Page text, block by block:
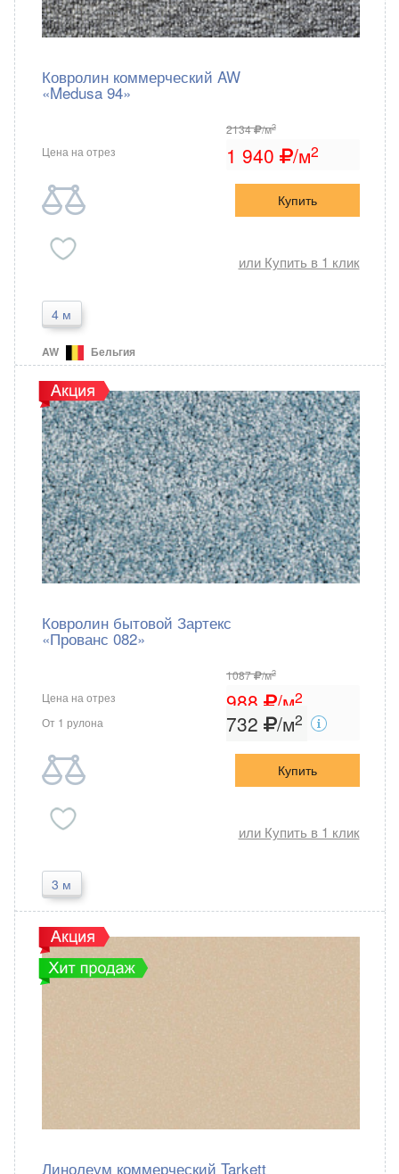
Ковролин коммерческий AW
«Medusa 94»
Цена на отрез
2134 /м2
1 940 /м2
Купить
или Купить в 1 клик
4 м
AW Бельгия
Ковролин бытовой Зартекс
«Прованс 082»
Цена на отрез
От 1 рулона
1087 /м2
988 /м2
732 /м2
Купить
или Купить в 1 клик
3 м
Линолеум коммерческий Tarkett